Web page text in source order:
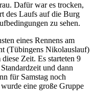
Dafür war es trocken,
des Laufs auf die Burg
zu sehen.
eines Rennens am
(Tübingens Nikolauslauf)
Zeit. Es starteten 9
und dann
für Samstag noch
eine große Gruppe